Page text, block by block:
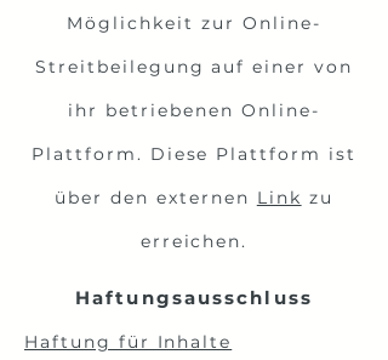
Möglichkeit zur Online-
Streitbeilegung auf einer von
ihr betriebenen Online-
Plattform. Diese Plattform ist
über den externen Link zu
erreichen.
Haftungsausschluss
Haftung für Inhalte